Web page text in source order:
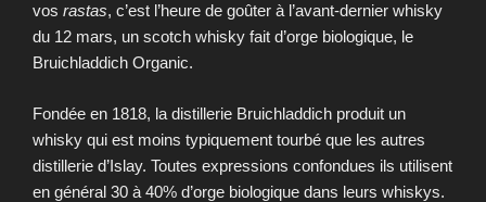
vos rastas, c’est l’heure de goûter à l’avant-dernier whisky
du 12 mars, un scotch whisky fait d’orge biologique, le
Bruichladdich Organic.
Fondée en 1818, la distillerie Bruichladdich produit un
whisky qui est moins typiquement tourbé que les autres
distillerie d’Islay. Toutes expressions confondues ils utilisent
en général 30 à 40% d’orge biologique dans leurs whiskys.